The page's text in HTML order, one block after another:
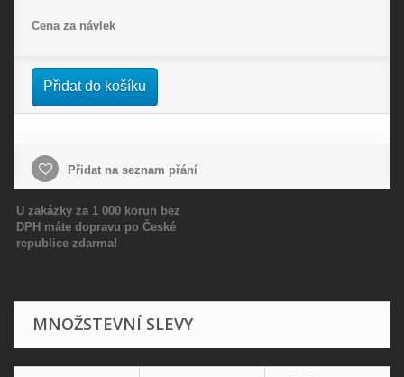
Cena za návlek
Přidat do košíku
Přidat na seznam přání
U zakázky za 1 000 korun bez
DPH máte dopravu po České
republice zdarma!
MNOŽSTEVNÍ SLEVY